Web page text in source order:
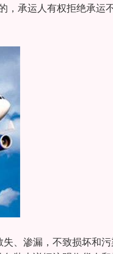
，承运人有权拒绝承
、渗漏，不致损坏和